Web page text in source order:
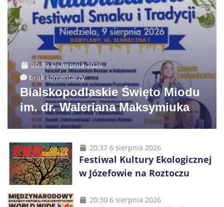
20:39 6 sierpnia 2026
brak komentarzy
Bialskopodlaskie Święto Miodu
im. dr. Waleriana Maksymiuka
20:37 6 sierpnia 2026
Festiwal Kultury Ekologicznej
w Józefowie na Roztoczu
20:30 6 sierpnia 2026